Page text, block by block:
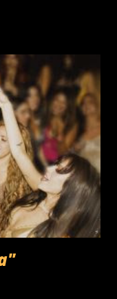
em Curitiba
Viriato Parigot
- PR). Abertura
setembro ao meio
Produções, RW7
Roberto
n...